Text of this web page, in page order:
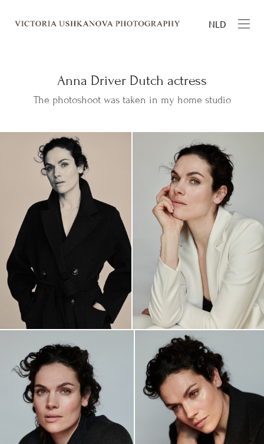
NLD
Anna Driver Dutch actress
The photoshoot was taken in my home studio